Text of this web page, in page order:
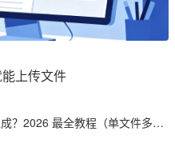
上传文件
？2026 最全教程（单文件多文